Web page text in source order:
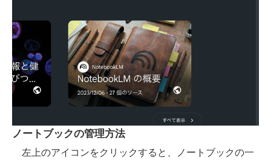
ノートブックの管理方法
左上のアイコンをクリックすると、ノートブックの一